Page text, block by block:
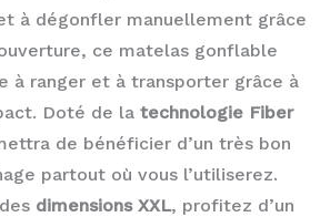
à dégonfler manuellement grâce
ce matelas gonflable
à ranger et à transporter grâce à
Doté de la technologie Fiber
de bénéficier d’un très bon
partout où vous l’utiliserez.
dimensions XXL, profitez d’un